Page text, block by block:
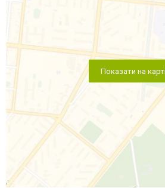
Показати на